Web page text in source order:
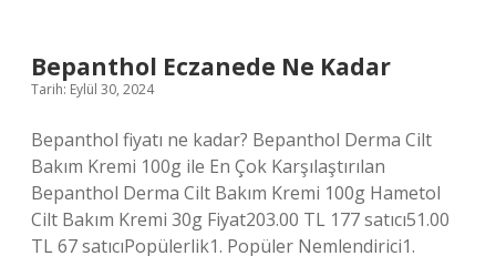
Bepanthol Eczanede Ne Kadar
Tarih: Eylül 30, 2024
Bepanthol fiyatı ne kadar? Bepanthol Derma Cilt
Bakım Kremi 100g ile En Çok Karşılaştırılan
Bepanthol Derma Cilt Bakım Kremi 100g Hametol
Cilt Bakım Kremi 30g Fiyat203.00 TL 177 satıcı51.00
TL 67 satıcıPopülerlik1. Popüler Nemlendirici1.